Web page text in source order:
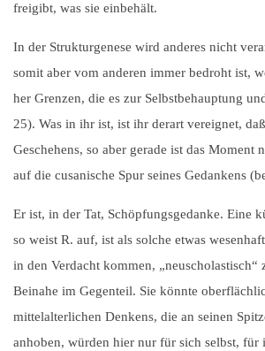
freigibt, was sie einbehält.
In der Strukturgenese wird anderes nicht
somit aber vom anderen immer bedroht ist,
her Grenzen, die es zur Selbstbehauptung
25). Was in ihr ist, ist ihr derart vereignet,
Geschehens, so aber gerade ist das
auf die cusanische Spur seines Gedankens
Er ist, in der Tat, Schöpfungsgedanke. Eine
so weist R. auf, ist als solche etwas
in den Verdacht kommen,
Beinahe im Gegenteil. Sie könnte
mittelalterlichen Denkens, die an seinen
anhoben, würden hier nur für sich selbst,